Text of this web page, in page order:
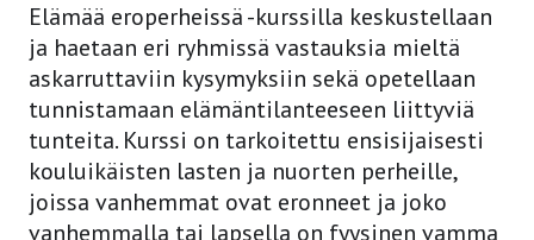
Elämää eroperheissä -kurssilla keskustellaan
ja haetaan eri ryhmissä vastauksia mieltä
askarruttaviin kysymyksiin sekä opetellaan
tunnistamaan elämäntilanteeseen liittyviä
tunteita. Kurssi on tarkoitettu ensisijaisesti
kouluikäisten lasten ja nuorten perheille,
joissa vanhemmat ovat eronneet ja joko
vanhemmalla tai lapsella on fyysinen vamma